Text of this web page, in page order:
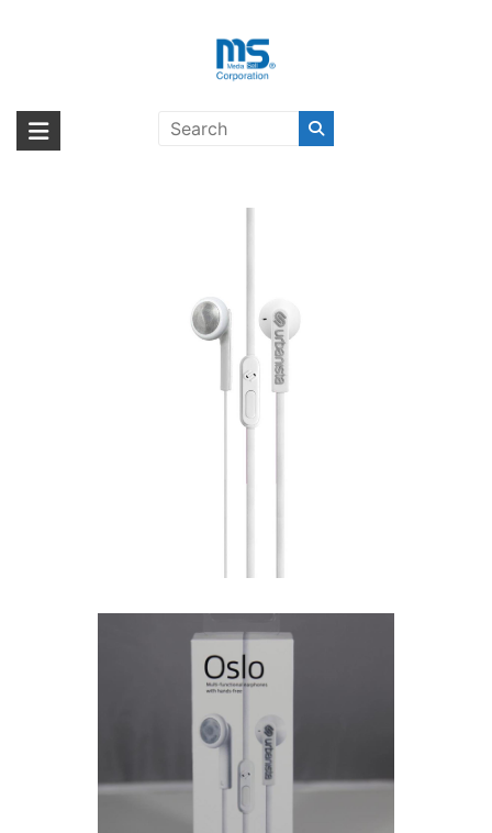
海外輸入ブランド商品｜株式会社
海外事業部が取り揃えている海外輸入商品には、日本では珍しい「海外ブ
ランド」をはじめ「ユニークな商品」「機能的な商品」「コストパフォー
White〔アーバニスタ〕